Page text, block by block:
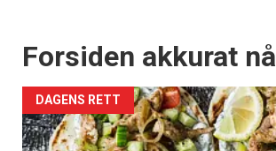
Forsiden akkurat nå
DAGENS RETT